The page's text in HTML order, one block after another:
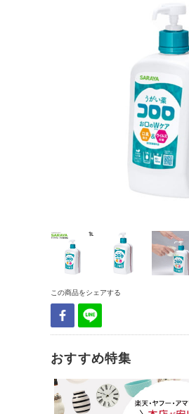
この商品をシェアする
おすすめ特集